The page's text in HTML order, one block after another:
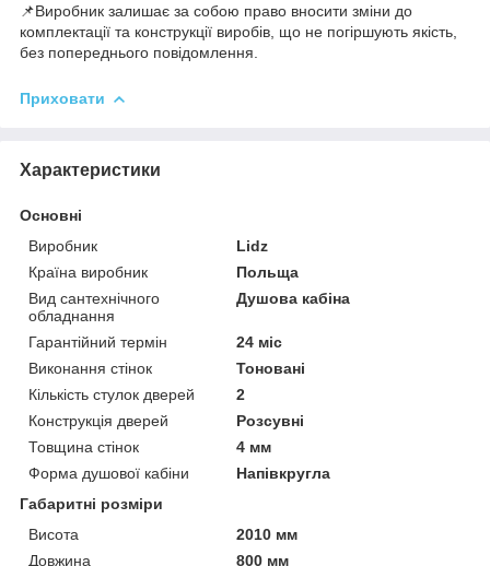
📌Виробник залишає за собою право вносити зміни до
комплектації та конструкції виробів, що не погіршують якість,
без попереднього повідомлення.
Приховати
Характеристики
Основні
Виробник
Lidz
Країна виробник
Польща
Вид сантехнічного
обладнання
Душова кабіна
Гарантійний термін
24 міс
Виконання стінок
Тоновані
Кількість стулок дверей
2
Конструкція дверей
Розсувні
Товщина стінок
4 мм
Форма душової кабіни
Напівкругла
Габаритні розміри
Висота
2010 мм
Довжина
800 мм